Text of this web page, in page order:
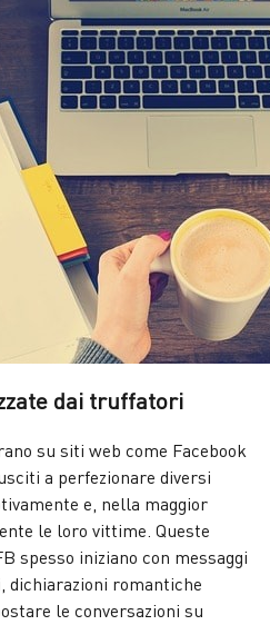
dai truffatori
su siti web come Facebook
a perfezionare diversi
e, nella maggior
le loro vittime. Queste
spesso iniziano con messaggi
dichiarazioni romantiche
le conversazioni su